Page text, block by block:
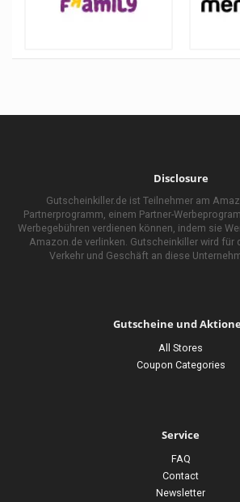
Disclosure
Gutscheinkiller.de ist Teilnehmer am
Partnerprogramm, einem Partner-
Werbegebühren verdienen können, indem sie
Amazon.de verlinken. Gutscheinkiller wird für
Verkehr und Geschäft an diese
Gutscheine und
All Stores
Coupon Categories
Service
FAQ
Contact
Newsletter